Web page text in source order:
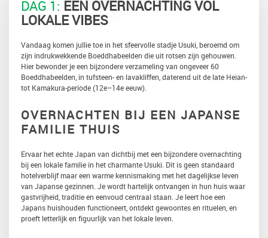
DAG 1: EEN OVERNACHTING VOL
LOKALE VIBES
Vandaag komen jullie toe in het sfeervolle stadje Usuki, beroemd om
zijn indrukwekkende Boeddhabeelden die uit rotsen zijn gehouwen.
Hier bewonder je een bijzondere verzameling van ongeveer 60
Boeddhabeelden, in tufsteen- en lavakliffen, daterend uit de late Heian-
tot Kamakura-periode (12e–14e eeuw).
OVERNACHTEN BIJ EEN JAPANSE
FAMILIE THUIS
Ervaar het echte Japan van dichtbij met een bijzondere overnachting
bij een lokale familie in het charmante Usuki. Dit is geen standaard
hotelverblijf maar een warme kennismaking met het dagelijkse leven
van Japanse gezinnen. Je wordt hartelijk ontvangen in hun huis waar
gastvrijheid, traditie en eenvoud centraal staan. Je leert hoe een
Japans huishouden functioneert, ontdekt gewoontes en rituelen, en
proeft letterlijk en figuurlijk van het lokale leven.